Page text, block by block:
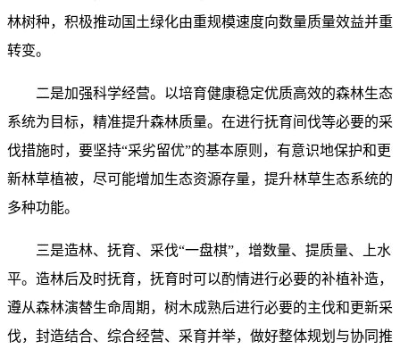
林树种，积极推动国土绿化由重规模速度向数量质量效益并重
转变。
二是加强科学经营。以培育健康稳定优质高效的森林生态
系统为目标，精准提升森林质量。在进行抚育间伐等必要的采
伐措施时，要坚持“采劣留优”的基本原则，有意识地保护和更
新林草植被，尽可能增加生态资源存量，提升林草生态系统的
多种功能。
三是造林、抚育、采伐“一盘棋”，增数量、提质量、上水
平。造林后及时抚育，抚育时可以酌情进行必要的补植补造，
遵从森林演替生命周期，树木成熟后进行必要的主伐和更新采
伐，封造结合、综合经营、采育并举，做好整体规划与协同推